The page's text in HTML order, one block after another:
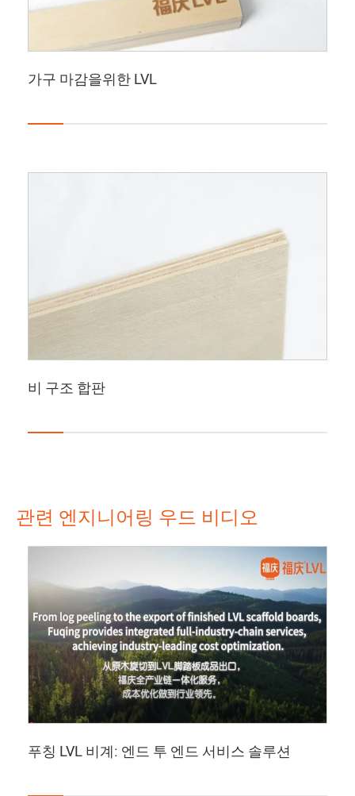
가구 마감을위한 LVL
비 구조 합판
관련 엔지니어링 우드 비디오
푸칭 LVL 비계: 엔드 투 엔드 서비스 솔루션